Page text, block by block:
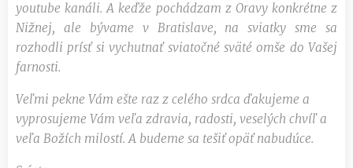
youtube kanáli. A keďže pochádzam z Oravy konkrétne z
Nižnej, ale bývame v Bratislave, na sviatky sme sa
rozhodli prísť si vychutnať sviatočné sväté omše do Vašej
farnosti.
Veľmi pekne Vám ešte raz z celého srdca ďakujeme a
vyprosujeme Vám veľa zdravia, radosti, veselých chvíľ a
veľa Božích milostí. A budeme sa tešiť opäť nabudúce.